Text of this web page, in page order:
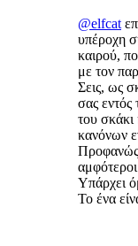
@elfcat
υπέροχη
καιρού,
με τον
Σεις, ως
σας
του σκάκι
κανόνων
αμφότεροι
Υπάρχει
Το ένα